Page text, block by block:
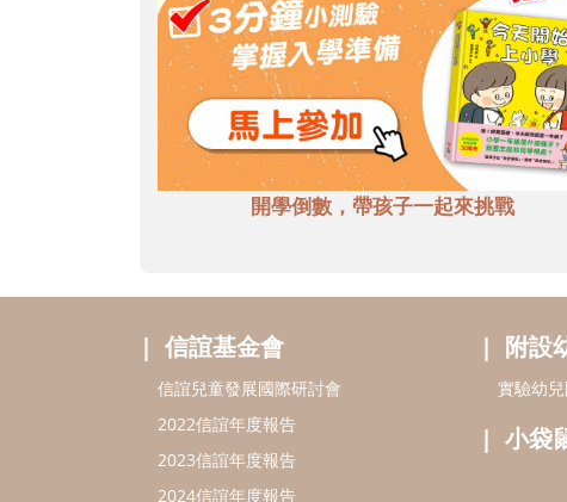
開學倒數，帶孩子一起來挑戰
信誼基金會
信誼兒童發展國際研討會
2022信誼年度報告
2023信誼年度報告
2024信誼年度報告
附設
實驗幼
小袋